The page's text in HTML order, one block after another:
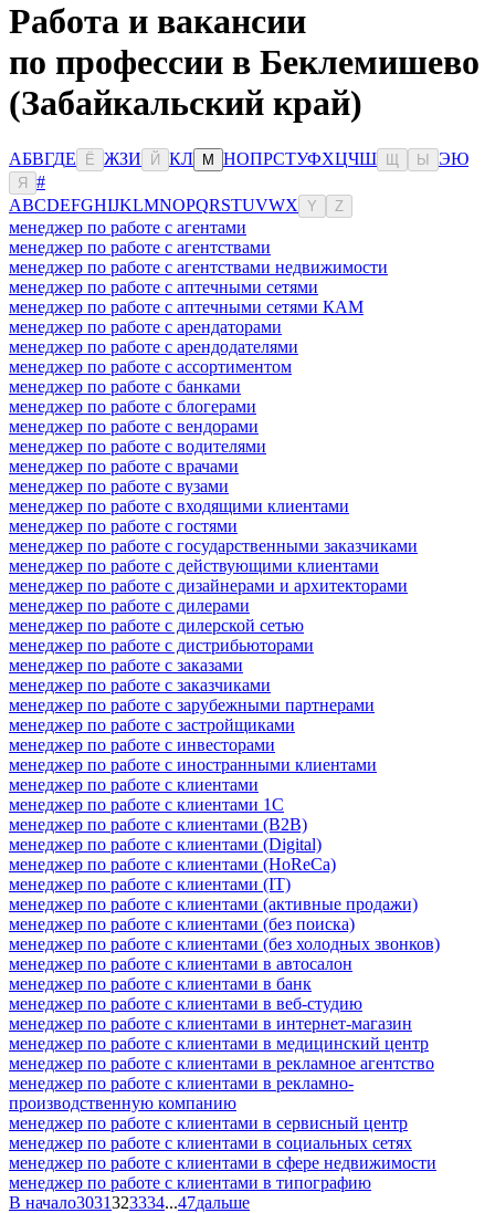
Работа и вакансии
по профессии в Беклемишево
(Забайкальский край)
АБВГДЕ Ё ЖЗИ Й КЛ М НОПРСТУФХЦЧШ Ы ЭЮ
Я
#
ABCDEFGHIJKLMNOPQRSTUVWX Y Z
менеджер по работе с агентами
менеджер по работе с агентствами
менеджер по работе с агентствами недвижимости
менеджер по работе с аптечными сетями
менеджер по работе с аптечными сетями КАМ
менеджер по работе с арендаторами
менеджер по работе с арендодателями
менеджер по работе с ассортиментом
менеджер по работе с банками
менеджер по работе с блогерами
менеджер по работе с вендорами
менеджер по работе с водителями
менеджер по работе с врачами
менеджер по работе с вузами
менеджер по работе с входящими клиентами
менеджер по работе с гостями
менеджер по работе с государственными заказчиками
менеджер по работе с действующими клиентами
менеджер по работе с дизайнерами и архитекторами
менеджер по работе с дилерами
менеджер по работе с дилерской сетью
менеджер по работе с дистрибьюторами
менеджер по работе с заказами
менеджер по работе с заказчиками
менеджер по работе с зарубежными партнерами
менеджер по работе с застройщиками
менеджер по работе с инвесторами
менеджер по работе с иностранными клиентами
менеджер по работе с клиентами
менеджер по работе с клиентами 1С
менеджер по работе с клиентами (B2B)
менеджер по работе с клиентами (Digital)
менеджер по работе с клиентами (HoReCa)
менеджер по работе с клиентами (IT)
менеджер по работе с клиентами (активные продажи)
менеджер по работе с клиентами (без поиска)
менеджер по работе с клиентами (без холодных звонков)
менеджер по работе с клиентами в автосалон
менеджер по работе с клиентами в банк
менеджер по работе с клиентами в веб-студию
менеджер по работе с клиентами в интернет-магазин
менеджер по работе с клиентами в медицинский центр
менеджер по работе с клиентами в рекламное агентство
менеджер по работе с клиентами в рекламно-
производственную компанию
менеджер по работе с клиентами в сервисный центр
менеджер по работе с клиентами в социальных сетях
менеджер по работе с клиентами в сфере недвижимости
менеджер по работе с клиентами в типографию
В начало3031323334...47дальше